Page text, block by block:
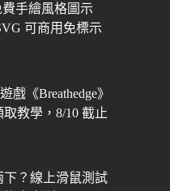
費手繪風格圖示
可商用免標示
戲《Breathedge》
教學，8/10 截止
下？線上滑鼠測試